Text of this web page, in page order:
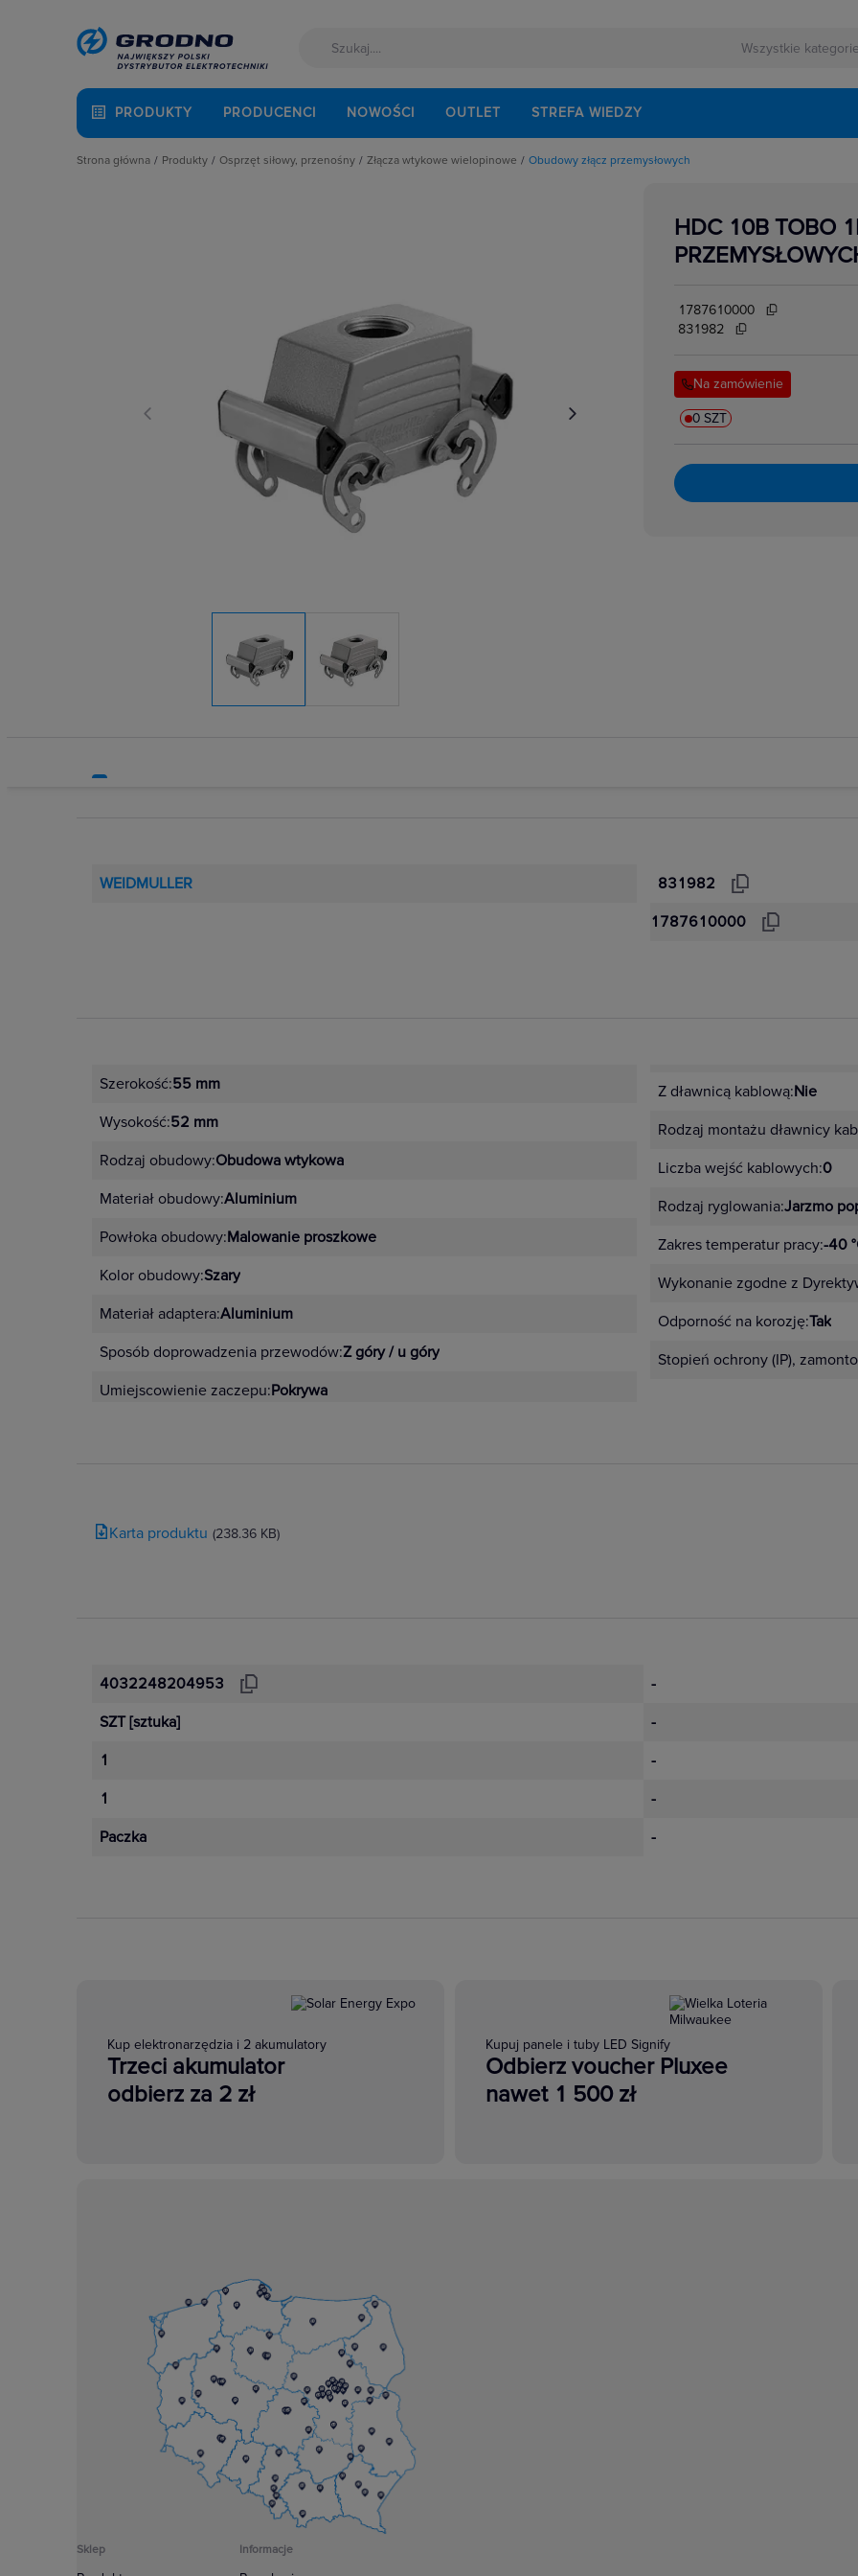
PRODUKTY PRODUCENCI NOWOŚCI OUTLET STREFA WIEDZY
Strona główna
Produkty
Osprzęt siłowy, przenośny
Prowadzenie kabli
Rozdzielnice i obudowy
Sieci zewnętrzne
Stacje ładowania
Systemy bezpieczeństwa
Systemy HVAC
Technika grzewcza
Technika instalacyjna
Osprzęt siłowy, przenośny
Złącza wtykowe wielopinowe
Złącza koncentryczne
Złącza okrągłe
Złącza pozostałe
Złącza prostokątne
Złącza sygnałowe
Złącza wtykowe
Złącza zaciskowe
Obudowy złącz przemysłowych
HDC 10B TOBO
1787610000
831982
Na zamówienie
0 SZT
WEIDMULLER
831982
1787610000
Szerokość:55 mm
Wysokość:52 mm
Rodzaj obudowy:Obudowa wtykowa
Materiał obudowy:Aluminium
Powłoka obudowy:Malowanie proszkowe
Kolor obudowy:Szary
Materiał adaptera:Aluminium
Sposób doprowadzenia przewodów:Z góry / u góry
Umiejscowienie zaczepu:Pokrywa
Z dławnicą kablową:Nie
Rodzaj montażu dławnicy
Liczba wejść kablowych:0
Rodzaj ryglowania:Jarzmo
Zakres temperatur pracy:-40
Wykonanie zgodne z
Odporność na korozję:Tak
Stopień ochrony (IP),
Karta produktu (238.36 KB)
4032248204953
SZT [sztuka]
1
1
Paczka
-
-
-
-
-
Kup elektronarzędzia i 2 akumulatory
Trzeci akumulator
odbierz za 2 zł
Kupuj panele i tuby LED Signify
Odbierz voucher Pluxee
nawet 1 500 zł
Sklep Informacje